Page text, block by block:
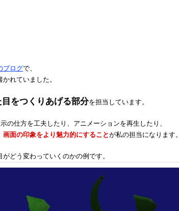
ブログで、
れていました。
をつくりあげる部分を担当しています。
の仕方を工夫したり、アニメーションを再生したり、
画面の印象をより魅力的にすることが私の担当になります。
どう変わっていくのかの例です。